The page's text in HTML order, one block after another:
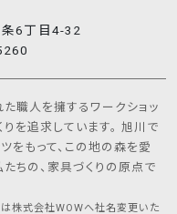
6丁目4-32
職人を擁するワークショッ
を追求しています。 旭川で
をもって、この地の森を愛
ちの、家具づくりの原点で
株式会社WOWへ社名変更いた